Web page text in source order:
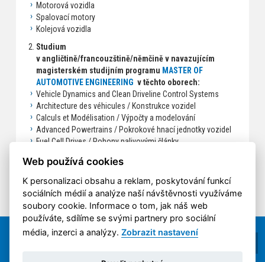
Motorová vozidla
Spalovací motory
Kolejová vozidla
Studium
v angličtině/francouzštině/němčině v navazujícím
magisterském studijním programu MASTER OF
AUTOMOTIVE ENGINEERING v těchto oborech:
Vehicle Dynamics and Clean Driveline Control Systems
Architecture des véhicules / Konstrukce vozidel
Calculs et Modélisation / Výpočty a modelování
Advanced Powertrains / Pokrokové hnací jednotky vozidel
Fuel Cell Drives / Pohony palivovými články
Chci být inženýrem se zaměřením na návrh a konstrukci
Web používá cookies
K personalizaci obsahu a reklam, poskytování funkcí
sociálních médií a analýze naší návštěvnosti využíváme
soubory cookie. Informace o tom, jak náš web
používáte, sdílíme se svými partnery pro sociální
média, inzerci a analýzy.Zobrazit nastavení